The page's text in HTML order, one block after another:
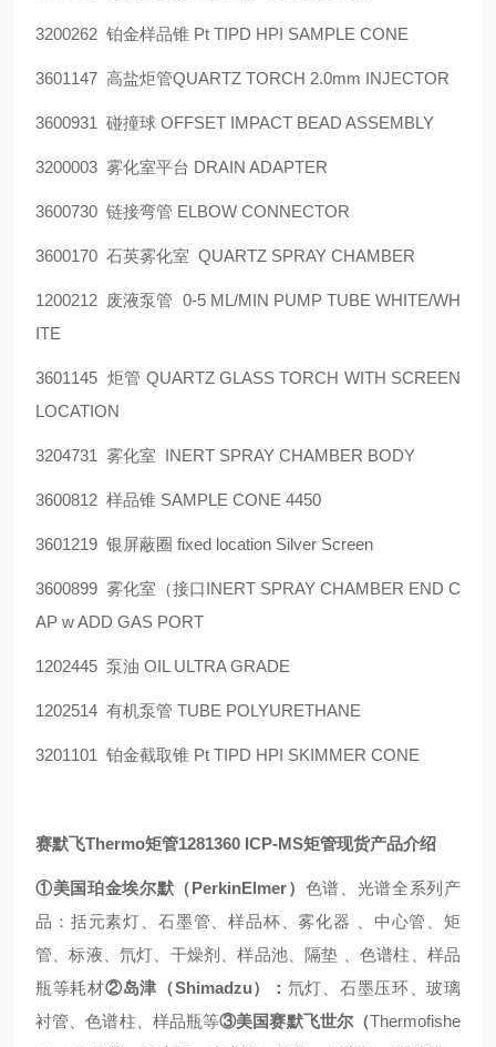
3200262 铂金样品锥 Pt TIPD HPI SAMPLE CONE
3601147 高盐炬管QUARTZ TORCH 2.0mm INJECTOR
3600931 碰撞球 OFFSET IMPACT BEAD ASSEMBLY
3200003 雾化室平台 DRAIN ADAPTER
3600730 链接弯管 ELBOW CONNECTOR
3600170 石英雾化室 QUARTZ SPRAY CHAMBER
1200212 废液泵管 0-5 ML/MIN PUMP TUBE WHITE/WH
ITE
3601145 炬管 QUARTZ GLASS TORCH WITH SCREEN
LOCATION
3204731 雾化室 INERT SPRAY CHAMBER BODY
3600812 样品锥 SAMPLE CONE 4450
3601219 银屏蔽圈 fixed location Silver Screen
3600899 雾化室（接口INERT SPRAY CHAMBER END C
AP w ADD GAS PORT
1202445 泵油 OIL ULTRA GRADE
1202514 有机泵管 TUBE POLYURETHANE
3201101 铂金截取锥 Pt TIPD HPI SKIMMER CONE
赛默飞Thermo矩管1281360 ICP-MS矩管现货产品介绍
①美国珀金埃尔默（PerkinElmer） 色谱、光谱全系列产
品：括元素灯、石墨管、样品杯、雾化器
、中心管、矩
管、标液、氘灯、干燥剂、样品池、隔垫
、色谱柱、样品
瓶等耗材②岛津（Shimadzu）： 氘灯、石墨压环、玻璃
衬管、色谱柱、样品瓶等③美国赛默飞世尔（Thermofishe